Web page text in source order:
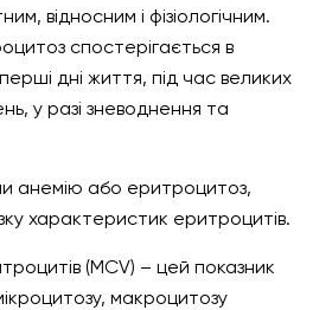
відносним і фізіологічним.
спостерігається в
дні життя, під час великих
у разі зневоднення та
анемію або еритроцитоз,
характеристик еритроцитів.
(MCV) – цей показник
макроцитозу